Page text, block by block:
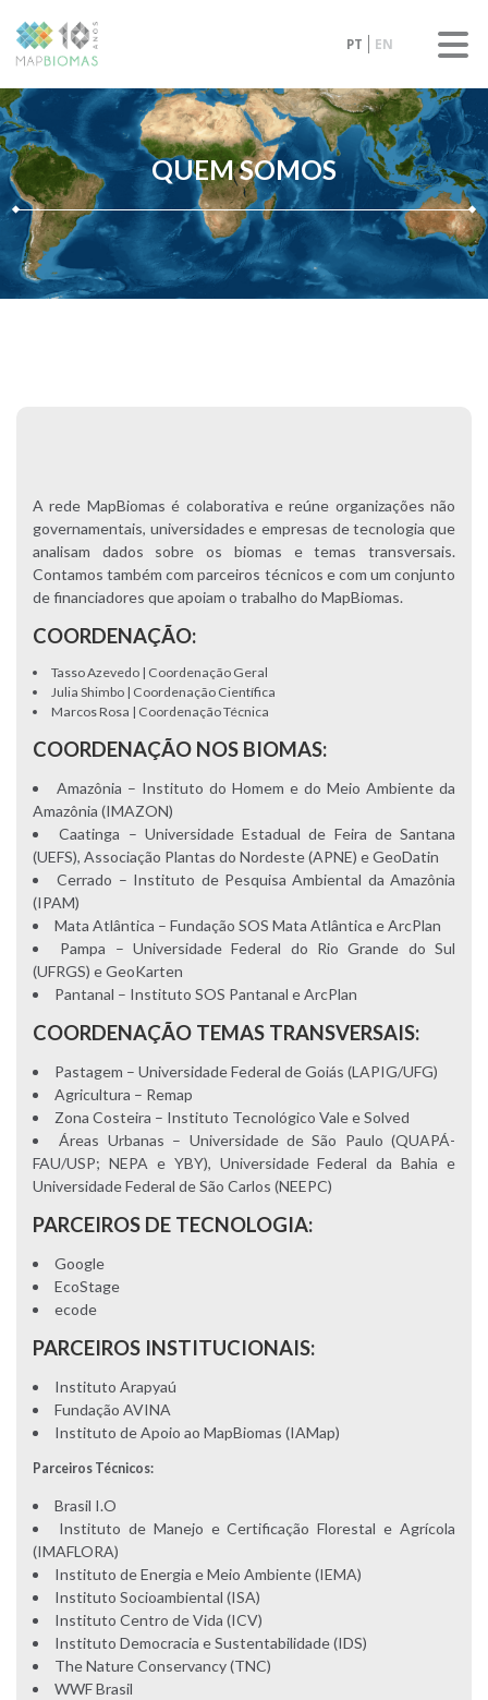
PT EN
QUEM SOMOS
A rede MapBiomas é colaborativa e reúne organizações não
governamentais, universidades e empresas de tecnologia que
analisam dados sobre os biomas e temas transversais.
Contamos também com parceiros técnicos e com um conjunto
de financiadores que apoiam o trabalho do MapBiomas.
COORDENAÇÃO:
Tasso Azevedo | Coordenação Geral
Julia Shimbo | Coordenação Científica
Marcos Rosa | Coordenação Técnica
COORDENAÇÃO NOS BIOMAS:
Amazônia – Instituto do Homem e do Meio Ambiente da
Amazônia (IMAZON)
Caatinga – Universidade Estadual de Feira de Santana
(UEFS), Associação Plantas do Nordeste (APNE) e GeoDatin
Cerrado – Instituto de Pesquisa Ambiental da Amazônia
(IPAM)
Mata Atlântica – Fundação SOS Mata Atlântica e ArcPlan
Pampa – Universidade Federal do Rio Grande do Sul
(UFRGS) e GeoKarten
Pantanal – Instituto SOS Pantanal e ArcPlan
COORDENAÇÃO TEMAS TRANSVERSAIS:
Pastagem – Universidade Federal de Goiás (LAPIG/UFG)
Agricultura – Remap
Zona Costeira – Instituto Tecnológico Vale e Solved
Áreas Urbanas – Universidade de São Paulo (QUAPÁ-
FAU/USP; NEPA e YBY), Universidade Federal da Bahia e
Universidade Federal de São Carlos (NEEPC)
PARCEIROS DE TECNOLOGIA:
Google
EcoStage
ecode
PARCEIROS INSTITUCIONAIS:
Instituto Arapyaú
Fundação AVINA
Instituto de Apoio ao MapBiomas (IAMap)
Parceiros Técnicos:
Brasil I.O
Instituto de Manejo e Certificação Florestal e Agrícola
(IMAFLORA)
Instituto de Energia e Meio Ambiente (IEMA)
Instituto Socioambiental (ISA)
Instituto Centro de Vida (ICV)
Instituto Democracia e Sustentabilidade (IDS)
The Nature Conservancy (TNC)
WWF Brasil